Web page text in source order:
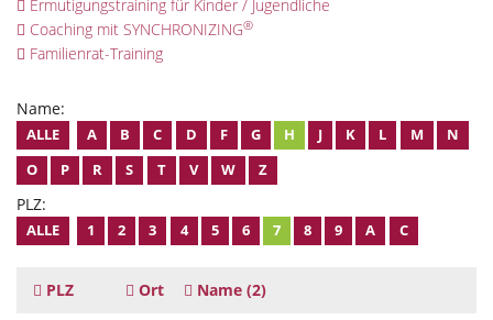
Ermutigungstraining für Kinder / Jugendliche
Coaching mit SYNCHRONIZING®
Familienrat-Training
Name:
ALLE A B C D F G H J K L M
N
O
P R S T V W Z
PLZ:
ALLE 1 2 3 4 5 6 7 8 9 A C
PLZ Ort Name (2)